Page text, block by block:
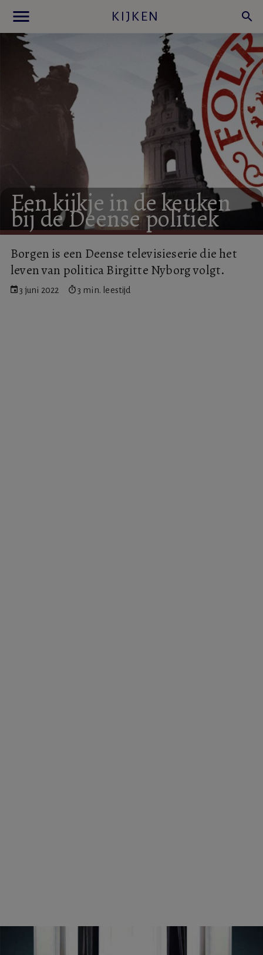
menu KIJKEN search
Eenkijkje in dekeuken
bijdeDeensepolitiek
Borgen is een Deense televisieserie die het
leven van politica Birgitte Nyborg volgt.
3 juni 2022 3 min. leestijd